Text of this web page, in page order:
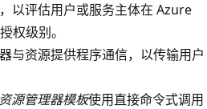
以评估用户或服务主体在 Azure
权级别。
与资源提供程序通信，以传输用户
源管理器模板使用直接命令式调用